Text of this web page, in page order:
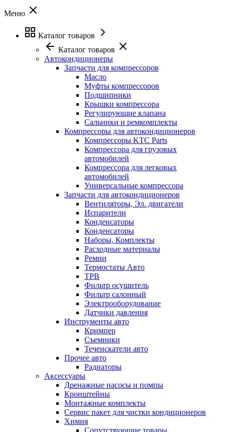
Меню
Каталог товаров
Каталог товаров
Автокондиционеры
Запчасти для компрессоров
Масло
Муфты компрессоров
Подшипники
Крышки компрессора
Регулирующие клапана
Сальники и ремкомплекты
Компрессоры для автокондиционеров
Компрессоры KTC Parts
Компрессора для грузовых
автомобилей
Компрессора для легковых
автомобилей
Универсальные компрессора
Запчасти для автокондиционеров
Вентиляторы, Эл. двигатели
Испарители
Конденсаторы
Конденсаторы
Наборы, Комплекты
Расходные материалы
Ремни
Термостаты Авто
ТРВ
Фильтр осушитель
Фильтр салонный
Электрооборудование
Датчики давления
Инструменты авто
Кримпер
Съемники
Течеискатели авто
Прочее авто
Радиаторы
Аксессуары
Дренажные насосы и помпы
Кронштейны
Монтажные комплекты
Сервис пакет для чистки кондиционеров
Химия
Сопутствующие товары